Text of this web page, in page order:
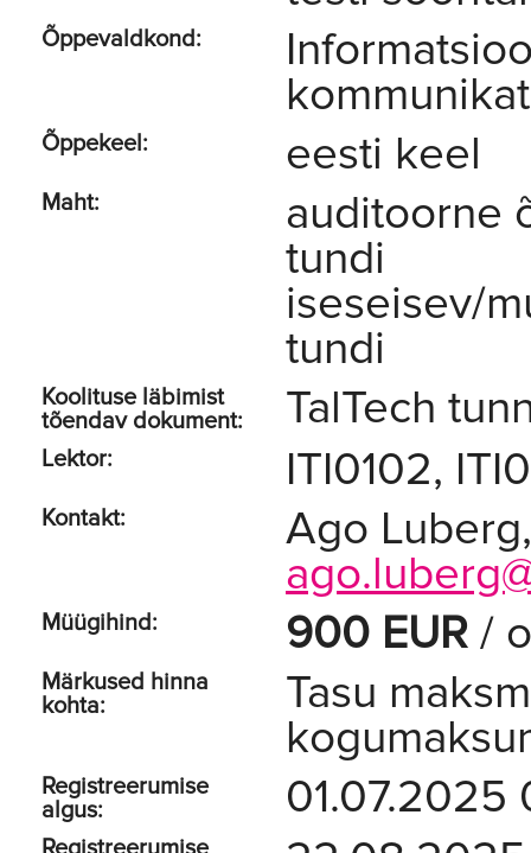
Õppevaldkond:
Õppekeel: eesti keel
Maht: auditoorne
tundi
iseseisev/
tundi
Koolituse läbimist
tõendav dokument:
TalTech
Lektor: ITI0102,
Kontakt: Ago
Müügihind: 900 EUR /
Märkused hinna
kohta:
Tasu
Registreerumise
algus:
01.07.2025